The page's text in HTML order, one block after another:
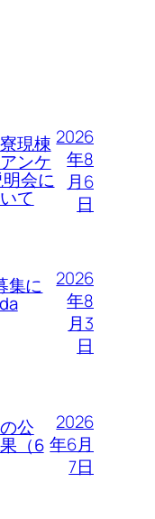
現棟
ンケ
会に
て
2026
年8
月6
日
集に
2026
年8
月3
日
公
（6
2026
年6月
7日